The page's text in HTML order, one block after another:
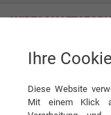
Sirius Facilities
Ihre
Diese Website
Mit einem Klick